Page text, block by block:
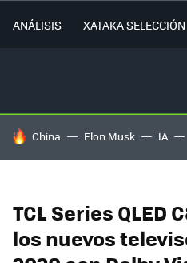
ANÁLISIS XATAKA SELECCIÓN
HOY SE HABLA DE
China Elon Musk IA
TCL Series QLED
los nuevos